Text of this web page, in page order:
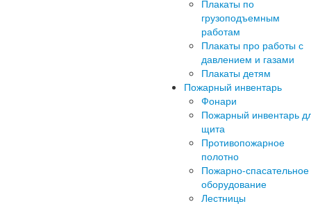
Плакаты по
грузоподъемным
работам
Плакаты про работы с
давлением и газами
Плакаты детям
Пожарный инвентарь
Фонари
Пожарный инвентарь
щита
Противопожарное
полотно
Пожарно-спасательное
оборудование
Лестницы